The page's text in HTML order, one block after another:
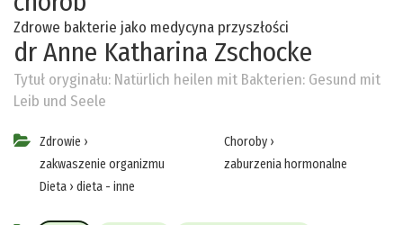
Zdrowe bakterie jako medycyna przyszłości
dr Anne Katharina Zschocke
Tytuł oryginału: Natürlich heilen mit Bakterien: Gesund mit
Leib und Seele
Zdrowie ›
zakwaszenie organizmu
Dieta › dieta - inne
Choroby›
zaburzenia hormonalne